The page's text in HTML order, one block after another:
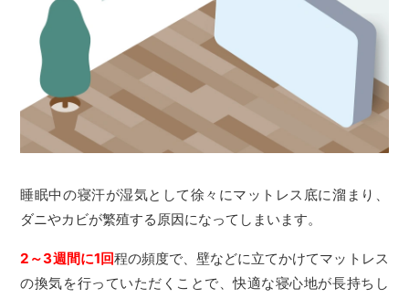
睡眠中の寝汗が湿気として徐々にマットレス底に溜まり、
ダニやカビが繁殖する原因になってしまいます。
2～3週間に1回程の頻度で、壁などに立てかけてマットレス
の換気を行っていただくことで、快適な寝心地が長持ちし